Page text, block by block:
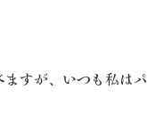
すが、いつも私はパ